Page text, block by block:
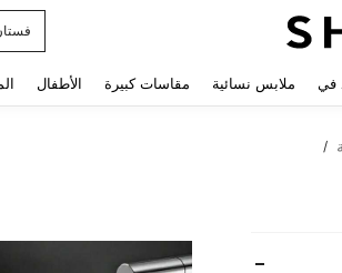
في ملابس نسائية مقاسات كبيرة الأطفال
/